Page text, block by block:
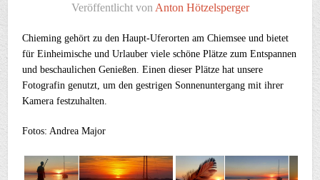
Veröffentlicht von Anton Hötzelsperger
Chieming gehört zu den Haupt-Uferorten am Chiemsee und bietet
für Einheimische und Urlauber viele schöne Plätze zum Entspannen
und beschaulichen Genießen. Einen dieser Plätze hat unsere
Fotografin genutzt, um den gestrigen Sonnenuntergang mit ihrer
Kamera festzuhalten.
Fotos: Andrea Major